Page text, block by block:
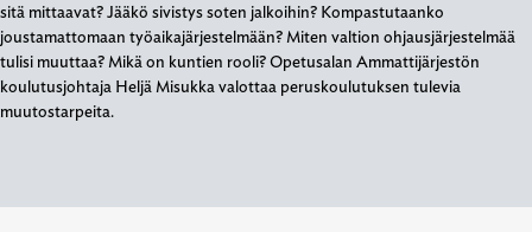
sitä mittaavat? Jääkö sivistys soten jalkoihin? Kompastutaanko
joustamattomaan työaikajärjestelmään? Miten valtion ohjausjärjestelmää
tulisi muuttaa? Mikä on kuntien rooli? Opetusalan Ammattijärjestön
koulutusjohtaja Heljä Misukka valottaa peruskoulutuksen tulevia
muutostarpeita.